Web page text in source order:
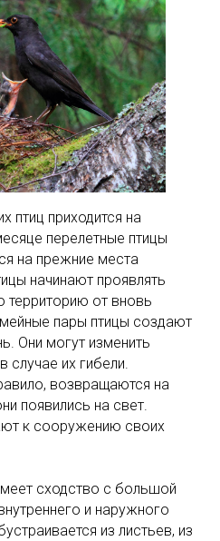
птиц приходится на
перелетные птицы
на прежние места
начинают проявлять
от вновь
пары птицы создают
Они могут изменить
случае их гибели.
возвращаются на
появились на свет.
к сооружению своих
сходство с большой
и наружного
из листьев, из